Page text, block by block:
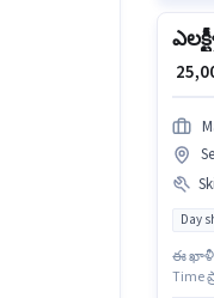
₹
Day
ఈ ఖాళీ
Time